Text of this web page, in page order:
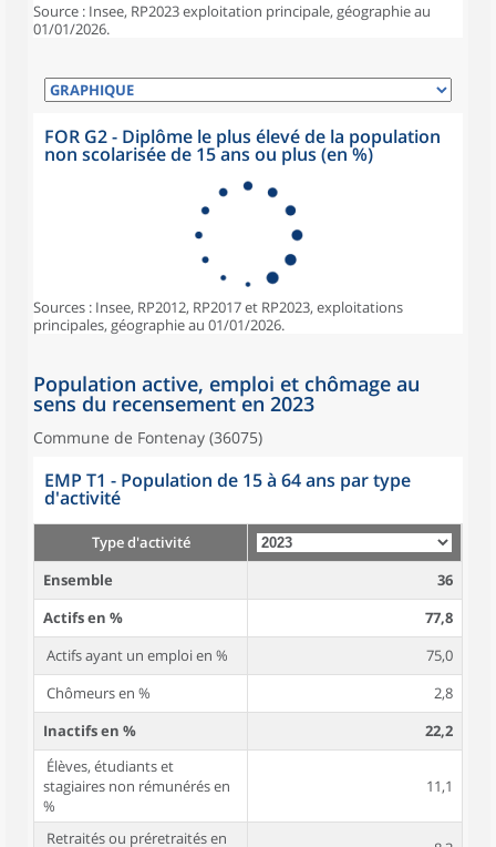
Source : Insee, RP2023 exploitation principale, géographie au
01/01/2026.
FOR G2 - Diplôme le plus élevé de la population
non scolarisée de 15 ans ou plus (en %)
Sources : Insee, RP2012, RP2017 et RP2023, exploitations
principales, géographie au 01/01/2026.
Population active, emploi et chômage au
sens du recensement en 2023
Commune de Fontenay (36075)
EMP T1 - Population de 15 à 64 ans par type
d'activité
Type d'activité
Ensemble
36
Actifs en %
77,8
Actifs ayant un emploi en %
75,0
Chômeurs en %
2,8
Inactifs en %
22,2
Élèves, étudiants et
stagiaires non rémunérés en
%
11,1
Retraités ou préretraités en